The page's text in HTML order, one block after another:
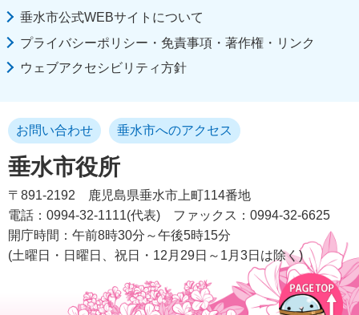
垂水市公式WEBサイトについて
プライバシーポリシー・免責事項・著作権・リンク
ウェブアクセシビリティ方針
垂水市役所
お問い合わせ 垂水市へのアクセス
〒891-2192
鹿児島県垂水市上町114番地
電話：0994-32-1111(代表)
ファックス：0994-32-6625
開庁時間：午前8時30分～午後5時15分
(土曜日・日曜日、祝日・12月29日～1月3日は除く)